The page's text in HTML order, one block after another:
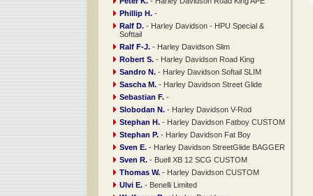
Phillip H. -
Ralf D.- Harley Davidson - HPU Special &
Softtail
Ralf F-J.- Harley Davidson Slim
Robert S.- Harley Davidson Road King
Sandro N.- Harley Davidson Softail SLIM
Sascha M.- Harley Davidson Street Glide
Sebastian F.-
Slobodan N.- Harley Davidson V-Rod
Stephan H.- Harley Davidson Fatboy CUSTOM
Stephan P.- Harley Davidson Fat Boy
Sven E.- Harley Davidson StreetGlide BAGGER
Sven R.- Buell XB 12 SCG CUSTOM
Thomas W.- Harley Davidson CUSTOM
Ulvi E.- Benelli Limited